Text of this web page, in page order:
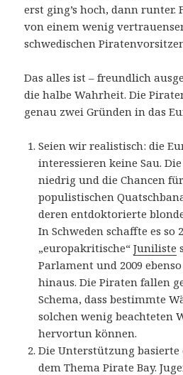
erst ging’s hoch, dann
von einem wenig
schwedischen
Das alles ist – freundlich
die halbe Wahrheit. Die
genau zwei Gründen in das
Seien wir realistisch: die
interessieren keine Sau.
niedrig und die Chancen
populistischen
deren entdoktorierte
In Schweden schaffte es so
„europakritische“Juniliste
Parlament und 2009
hinaus. Die Piraten fallen
Schema, dass bestimmte
solchen wenig beachteten
hervortun können.
Die Unterstützung
dem Thema Pirate Bay.